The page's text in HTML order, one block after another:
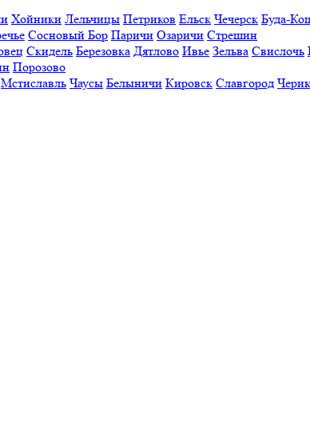
Хойники Лельчицы Петриков Ельск Чечерск Буда-
Сосновый Бор Паричи Озаричи Стрешин
Скидель Березовка Дятлово Ивье Зельва Свислочь
Порозово
Мстиславль Чаусы Белыничи Кировск Славгород